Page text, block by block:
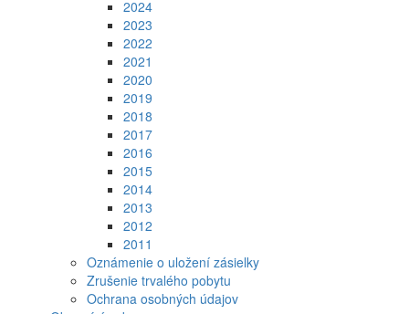
2024
2023
2022
2021
2020
2019
2018
2017
2016
2015
2014
2013
2012
2011
Oznámenie o uložení zásielky
Zrušenie trvalého pobytu
Ochrana osobných údajov